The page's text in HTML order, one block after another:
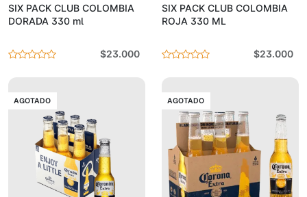
SIX PACK CLUB COLOMBIA
DORADA 330 ml
$23.000
SIX PACK CLUB COLOMBIA
ROJA 330 ML
$23.000
AGOTADO AGOTADO